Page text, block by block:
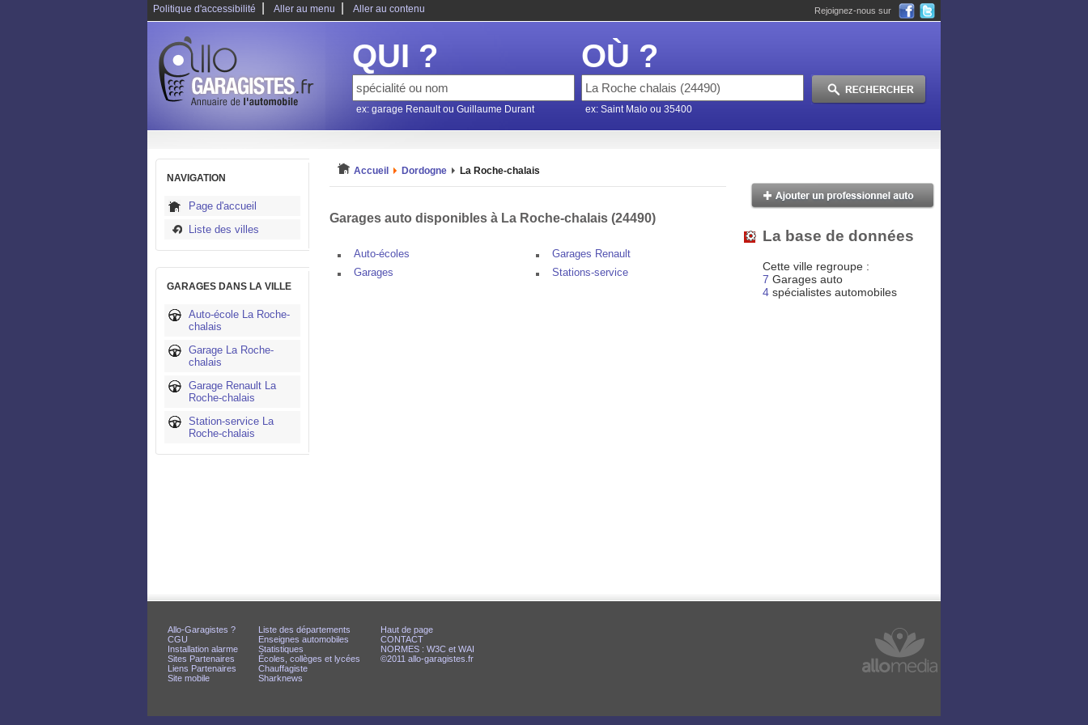
Politique d'accessibilité Aller au menu Aller au contenu Rejoignez-nous sur
QUI ?
ex: garage Renault ou Guillaume Durant
OÙ ?
ex: Saint Malo ou 35400
NAVIGATION
Page d'accueil
Liste des villes
GARAGES DANS LA VILLE
Auto-école La Roche-
chalais
Garage La Roche-
chalais
Garage Renault La
Roche-chalais
Station-service La
Roche-chalais
Accueil Dordogne La Roche-chalais
Garages auto disponibles à La Roche-chalais (24490)
Auto-écoles
Garages
Garages Renault
Stations-service
La base de données
Cette ville regroupe :
7 Garages auto
4 spécialistes automobiles
Allo-Garagistes ?
CGU
Installation alarme
Sites Partenaires
Liens Partenaires
Site mobile
Liste des départements
Enseignes automobiles
Statistiques
Écoles, collèges et lycées
Chauffagiste
Sharknews
Haut de page
CONTACT
NORMES : W3C et WAI
©2011 allo-garagistes.fr